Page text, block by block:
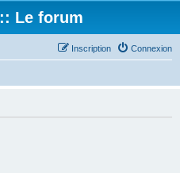
Le forum
Connexion
Inscription